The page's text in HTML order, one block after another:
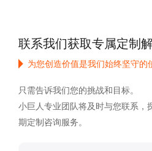
联系我们获取专属定制
为您创造价值是我们始终坚守的
只需告诉我们您的挑战和目标。
小巨人专业团队将及时与您联系，
期定制咨询服务。